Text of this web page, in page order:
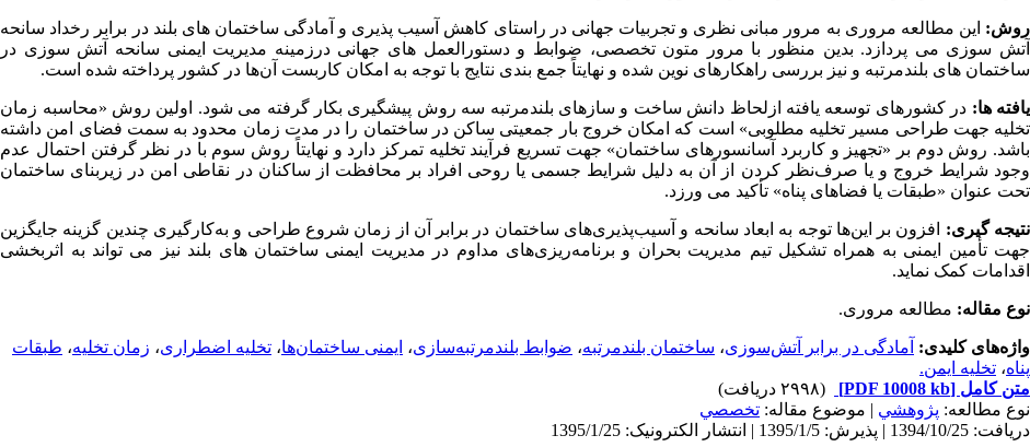
روش: این مطالعه مروری به مرور مبانی نظری و تجربیات جهانی در راستای کاهش آسیب پذیری و آمادگی ساختمان های بلند در برابر رخداد سانحه
آتش سوزی می پردازد. بدین منظور با مرور متون تخصصی، ضوابط و دستورالعمل های جهانی درزمینه مدیریت ایمنی سانحه آتش سوزی در
ساختمان های بلندمرتبه و نیز بررسی راهکارهای نوین شده و نهایتاً جمع بندی نتایج با توجه به امکان کاربست آن‌ها در کشور پرداخته شده است.
یافته ­ها: در کشورهای توسعه یافته ازلحاظ دانش ساخت و سازهای بلندمرتبه سه روش پیشگیری بکار گرفته می شود. اولین روش «محاسبه زمان
تخلیه جهت طراحی مسیر تخلیه مطلوبی» است که امکان خروج بار جمعیتی ساکن در ساختمان را در مدت زمان محدود به سمت فضای امن داشته
باشد. روش دوم بر «تجهیز و کاربرد آسانسورهای ساختمان» جهت تسریع فرآیند تخلیه تمرکز دارد و نهایتاً روش سوم با در نظر گرفتن احتمال عدم
وجود شرایط خروج و یا صرف‌نظر کردن از آن به دلیل شرایط جسمی یا روحی افراد بر محافظت از ساکنان در نقاطی امن در زیربنای ساختمان
تحت عنوان «طبقات یا فضاهای پناه» تأکید می ورزد.
نتیجه­ گیری: افزون بر این‌ها توجه به ابعاد سانحه و آسیب‌پذیری‌های ساختمان در برابر آن از زمان شروع طراحی و به‌کارگیری چندین گزینه جایگزین
جهت تأمین ایمنی به همراه تشکیل تیم مدیریت بحران و برنامه‌ریزی‌های مداوم در مدیریت ایمنی ساختمان های بلند نیز می تواند به اثربخشی
اقدامات کمک نماید.
نوع مقاله: مطالعه مروری.
واژه‌های کلیدی: آمادگی در برابر آتش‌سوزی، ساختمان بلندمرتبه، ضوابط بلندمرتبه‌سازی، ایمنی ساختمان‌ها، تخلیه اضطراری، زمان تخلیه، طبقات
پناه، تخلیه ایمن.
متن کامل [PDF 10008 kb]
(۲۹۹۸ دریافت)
نوع مطالعه: پژوهشي | موضوع مقاله: تخصصي
دریافت: 1394/10/25 | پذیرش: 1395/1/5 | انتشار الکترونیک: 1395/1/25